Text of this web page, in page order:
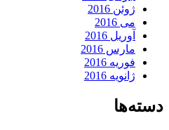
ژوئن 2016
می 2016
آوریل 2016
مارس 2016
فوریه 2016
ژانویه 2016
دسته‌ها